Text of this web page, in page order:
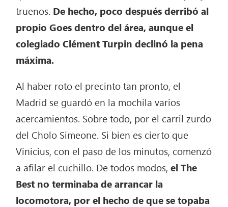
truenos. De hecho, poco después derribó al
propio Goes dentro del área, aunque el
colegiado Clément Turpin declinó la pena
máxima.
Al haber roto el precinto tan pronto, el
Madrid se guardó en la mochila varios
acercamientos. Sobre todo, por el carril zurdo
del Cholo Simeone. Si bien es cierto que
Vinicius, con el paso de los minutos, comenzó
a afilar el cuchillo. De todos modos,el The
Best no terminaba de arrancar la
locomotora, por el hecho de que se topaba